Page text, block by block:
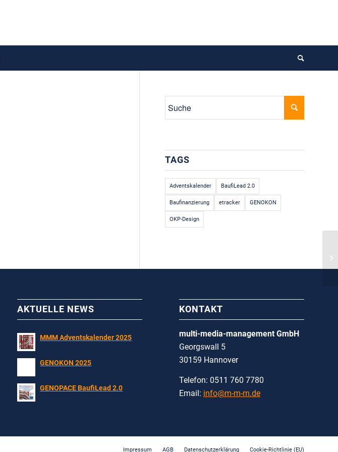
TAGS
Adventskalender BaufiLead 2.0
Baufinanzierung etracker GENOKON
OKP-Design
AKTUELLE NEWS
MMM Adventskalender 2025
GENOKON 2025
GENOPACE BaufiLead 2.0
KONTAKT
multi-media-management GmbH
Georgswall 5
30159 Hannover
Telefon: 0511 760 7780
Email: info@m-m-m.de
Impressum AGB Datenschutzerklärung Cookie-Richtlinie (EU)